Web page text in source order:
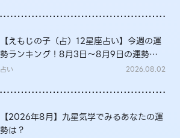
【えもじの子（占）12星座占い】今週の運
勢ランキング！8月3日～8月9日の運勢
は？
占い 2026.08.02
【2026年8月】九星気学でみるあなたの運
勢は？